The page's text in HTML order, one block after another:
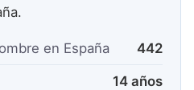
empiezan por Y
que empiezan por Z
en España 442
14 años